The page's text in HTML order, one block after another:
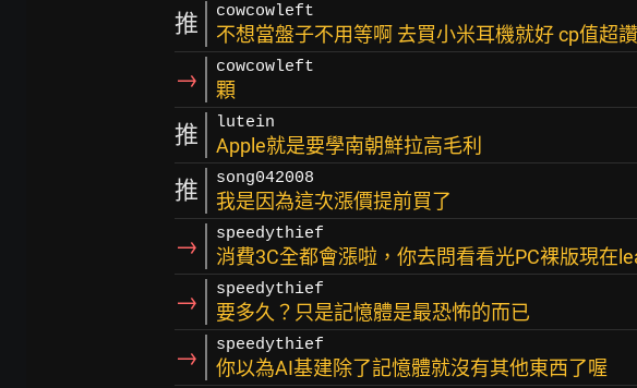
推 cowcowleft
不想當盤子不用等啊 去買小米耳機就好 cp值超
→ cowcowleft
顆
推 lutein
Apple就是要學南朝鮮拉高毛利
推 song042008
我是因為這次漲價提前買了
→ speedythief
消費3C全都會漲啦，你去問看看光PC裸版現在
→ speedythief
要多久？只是記憶體是最恐怖的而已
→ speedythief
你以為AI基建除了記憶體就沒有其他東西了喔